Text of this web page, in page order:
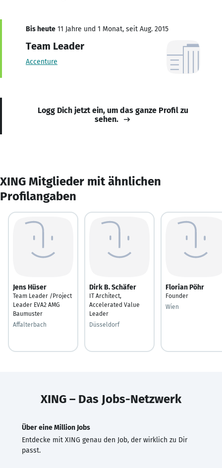
Bis heute 11 Jahre und 1 Monat, seit Aug. 2015
Team Leader
Accenture
Logg Dich jetzt ein, um das ganze Profil zu
sehen.
XING Mitglieder mit ähnlichen
Profilangaben
Jens Hüser
Team Leader /Project
Leader EVA2 AMG
Baumuster
Affalterbach
Dirk B. Schäfer
IT Architect,
Accelerated Value
Leader
Düsseldorf
Florian Pöhr
Founder
Wien
XING – Das Jobs-Netzwerk
Über eine Million Jobs
Entdecke mit XING genau den Job, der wirklich zu Dir
passt.